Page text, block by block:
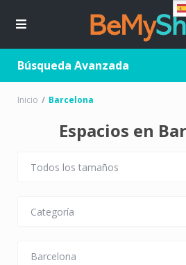
Búsqueda Avanzada
Inicio Barcelona
Espacios en
Todos los tamaños
Categoría
Barcelona